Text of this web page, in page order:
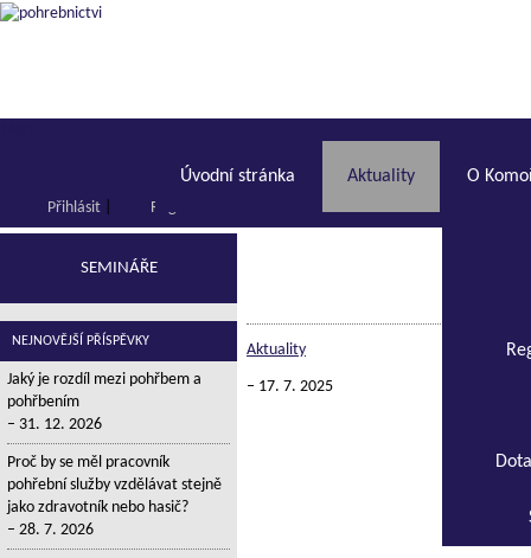
Úvodní stránka Aktuality O
Přihlásit Registrace
Aktuality
17. 7. 2025
SEMINÁŘE
NEJNOVĚJŠÍ PŘÍSPĚVKY
Jaký je rozdíl mezi pohřbem a
pohřbením
31. 12. 2026
Proč by se měl pracovník
pohřební služby vzdělávat stejně
jako zdravotník nebo hasič?
28. 7. 2026